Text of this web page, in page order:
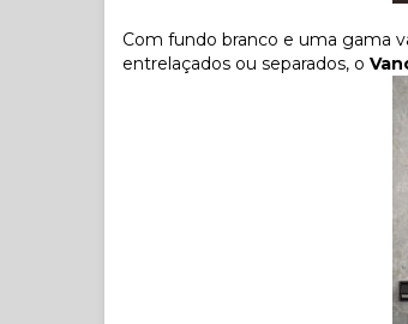
Com fundo branco e uma gama
entrelaçados ou separados, o